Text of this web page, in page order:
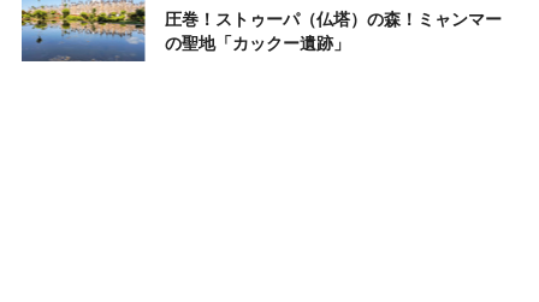
圧巻！ストゥーパ（仏塔）の森！ミャンマー
の聖地「カックー遺跡」